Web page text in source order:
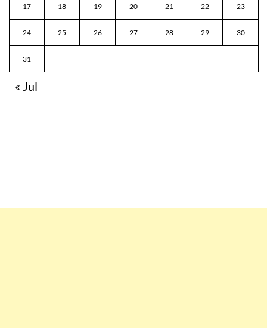
17 18 19 20 21 22 23
24 25 26 27 28 29 30
31
« Jul